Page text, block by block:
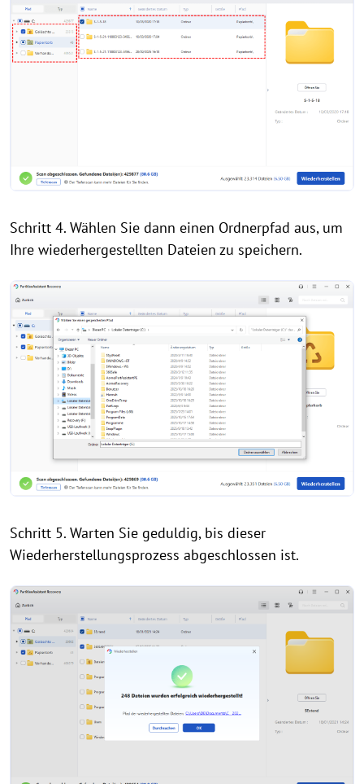
Schritt 4. Wählen Sie dann einen Ordnerpfad aus, um
Ihre wiederhergestellten Dateien zu speichern.
Schritt 5. Warten Sie geduldig, bis dieser
Wiederherstellungsprozess abgeschlossen ist.